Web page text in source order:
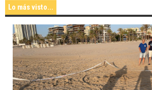
Lo más visto...